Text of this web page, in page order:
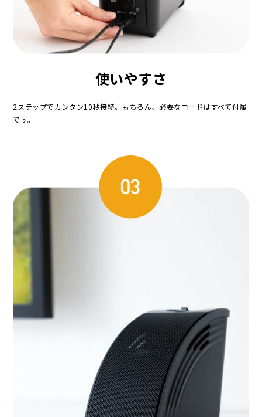
使いやすさ
2ステップでカンタン10秒接続。もちろん、必要なコードはすべて付属
です。